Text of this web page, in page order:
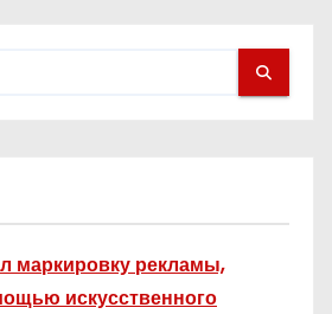
маркировку рекламы,
искусственного